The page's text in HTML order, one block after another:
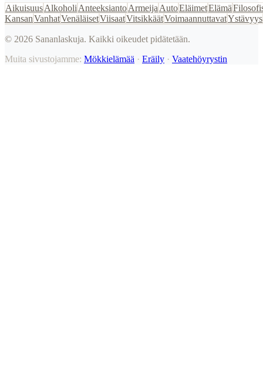
AikuisuusAlkoholi AnteeksiantoArmeija AutoEläimetElämä
KansanVanhatVenäläisetViisaatVitsikkäätVoimaannuttavatYstävyys
© 2026 Sananlaskuja. Kaikki oikeudet pidätetään.
Muita sivustojamme: Mökkielämää · Eräily · Vaatehöyrystin